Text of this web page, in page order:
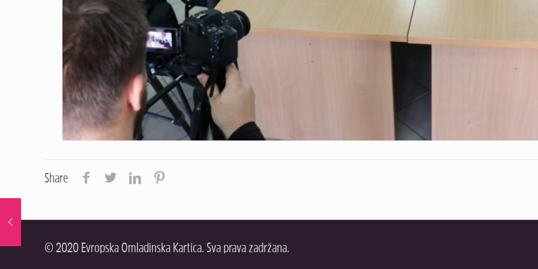
Share
© 2020 Evropska Omladinska Kartica. Sva prava zadržana.